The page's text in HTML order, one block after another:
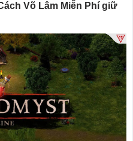
Võ Lâm Miễn Phí giữ